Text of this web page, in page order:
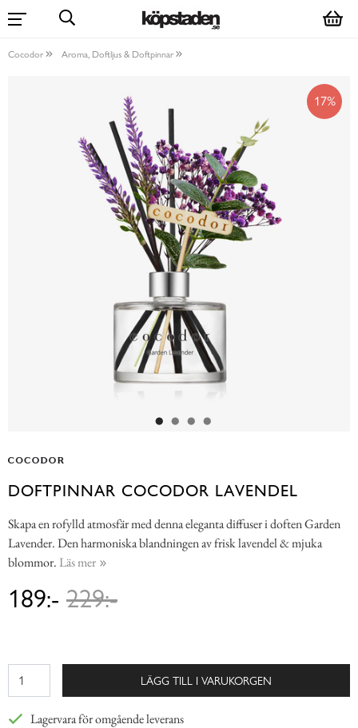
Cocodor Aroma, Doftljus & Doftpinnar
17%
DOFTPINNAR COCODOR LAVENDEL
Skapa en rofylld atmosfär med denna eleganta diffuser i doften Garden
Lavender. Den harmoniska blandningen av frisk lavendel & mjuka
blommor. Läs mer
189:- 229:-
LÄGG TILL I VARUKORGEN
Lagervara för omgående leverans